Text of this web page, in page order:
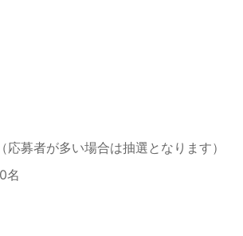
応募者が多い場合は抽選となります）
名